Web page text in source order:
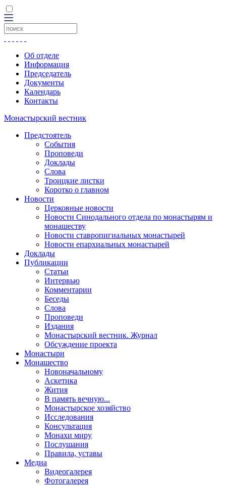
Об отделе
Информация
Председатель
Документы
Календарь
Контакты
Монастырский вестник
Предстоятель
События
Проповеди
Доклады
Слова
Троицкие листки
Коротко о главном
Новости
Церковные новости
Новости Синодального отдела по монастырям и
монашеству
Новости ставропигиальных монастырей
Новости епархиальных монастырей
Доклады
Публикации
Статьи
Интервью
Комментарии
Беседы
Слова
Проповеди
Издания
Монастырский вестник. Журнал
Обсуждение проекта
Монастыри
Монашество
Новоначальному
Аскетика
Жития
В память вечную...
Монастырское хозяйство
Исследования
Консультация
Монахи миру
Послушания
Правила, уставы
Медиа
Видеогалерея
Фотогалерея